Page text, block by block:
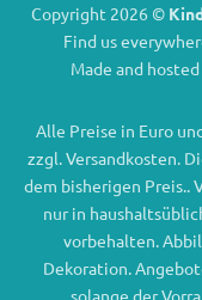
Copyright 2026 ©
Find us
Made and
Alle Preise in Euro
zzgl. Versandkosten.
dem bisherigen Preis..
nur in
vorbehalten.
Dekoration.
solange der